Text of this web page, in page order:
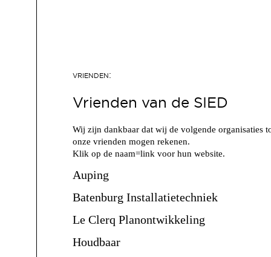
Vrienden van de SIED
Wij zijn dankbaar dat wij de volgende organisaties
onze vrienden mogen rekenen.
Klik op de naam=link voor hun website.
Auping
Batenburg Installatietechniek
Le Clerq Planontwikkeling
Houdbaar